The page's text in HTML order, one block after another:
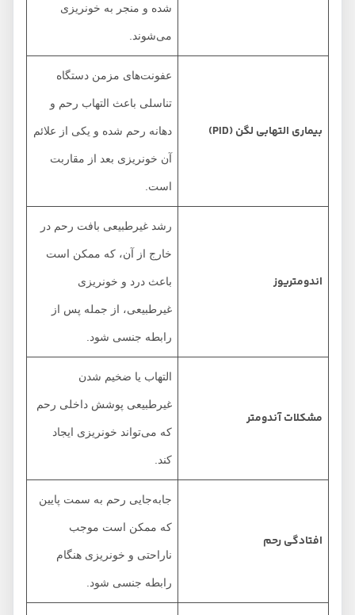
شده و منجر به خونریزی
می‌شوند.
بیماری التهابی لگن(PID)
عفونت‌های مزمن دستگاه
تناسلی باعث التهاب رحم و
دهانه رحم شده و یکی از علائم
آن خونریزی بعد از مقاربت
است.
اندومتریوز
رشد غیرطبیعی بافت رحم در
خارج از آن، که ممکن است
باعث درد و خونریزی
غیرطبیعی، از جمله پس از
رابطه جنسی شود.
مشکلات آندومتر
التهاب یا ضخیم شدن
غیرطبیعی پوشش داخلی رحم
که می‌تواند خونریزی ایجاد
افتادگی رحم
جابه‌جایی رحم به سمت پایین
که ممکن است موجب
ناراحتی و خونریزی هنگام
رابطه جنسی شود.